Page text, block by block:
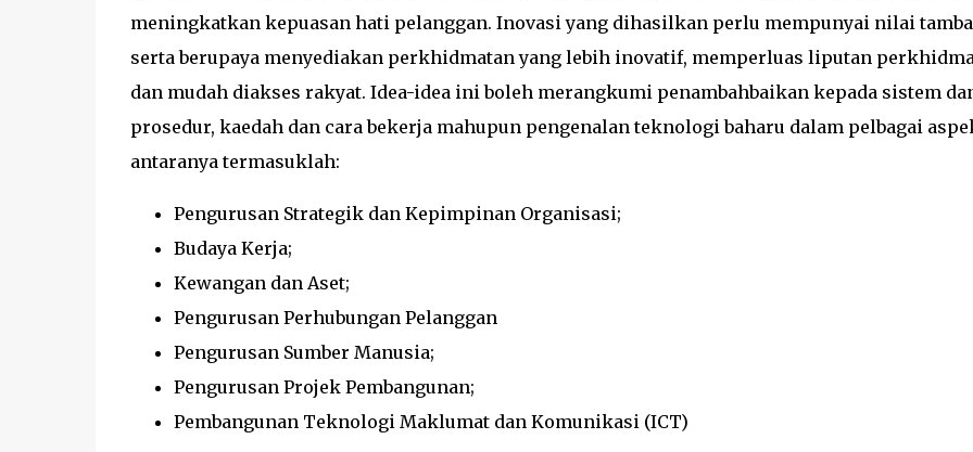
meningkatkan kepuasan hati pelanggan. Inovasi yang dihasilkan perlu mempunyai nilai
serta berupaya menyediakan perkhidmatan yang lebih inovatif, memperluas liputan
dan mudah diakses rakyat. Idea-idea ini boleh merangkumi penambahbaikan kepada sistem
prosedur, kaedah dan cara bekerja mahupun pengenalan teknologi baharu dalam pelbagai
antaranya termasuklah:
Pengurusan Strategik dan Kepimpinan Organisasi;
Budaya Kerja;
Kewangan dan Aset;
Pengurusan Perhubungan Pelanggan
Pengurusan Sumber Manusia;
Pengurusan Projek Pembangunan;
Pembangunan Teknologi Maklumat dan Komunikasi (ICT)